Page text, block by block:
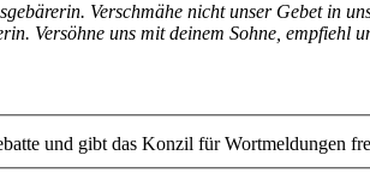
Verschmähe nicht unser Gebet in
Versöhne uns mit deinem Sohne, empfiehl
und gibt das Konzil für Wortmeldungen